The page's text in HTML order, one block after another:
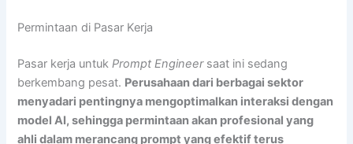
Permintaan di Pasar Kerja
Pasar kerja untukPrompt Engineersaat ini sedang
berkembang pesat. Perusahaan dari berbagai sektor
menyadari pentingnya mengoptimalkan interaksi dengan
model AI, sehingga permintaan akan profesional yang
ahli dalam merancang prompt yang efektif terus